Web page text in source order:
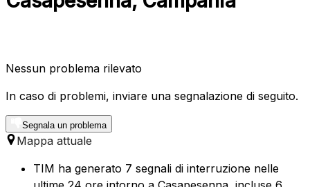
Nessun problema rilevato
In caso di problemi, inviare una segnalazione di seguito.
Segnala un problema
Mappa attuale
TIM ha generato 7 segnali di interruzione nelle